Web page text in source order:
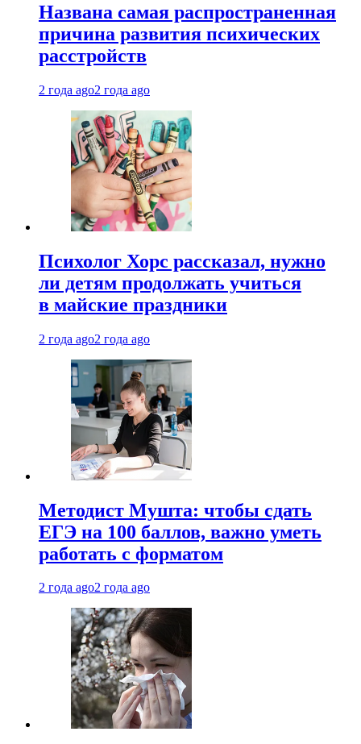
Названа самая распространенная
причина развития психических
расстройств
2 года ago2 года ago
Психолог Хорс рассказал, нужно
ли детям продолжать учиться
в майские праздники
2 года ago2 года ago
Методист Мушта: чтобы сдать
ЕГЭ на 100 баллов, важно уметь
работать с форматом
2 года ago2 года ago